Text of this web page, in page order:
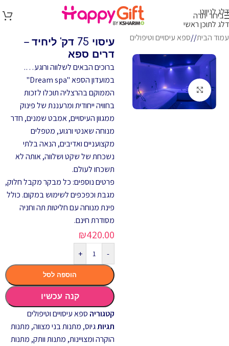
דלג לניווט
דלג לתוכן ראשי
בירור יתרה
עמוד הבית/ ספא עיסויים וטיפולים
לחץ להגדלה
עיסוי 75 דק' ליחיד –
דרים ספא
ברוכים הבאים לשלווה ורוגע….
במועדון הספא "Dream spa"
הממוקם בהרצליה תוכלו לזכות
בחוויה ייחודית ומרעננת של פינוק
ממגוון העיסויים, אמבט שמנים, חדר
מנוחה שאנטי ורגוע, מטפלים
מקצועניים ואדיבים, הנאה בלתי
נשכחת של שקט ושלווה, אותה לא
תשכחו לעולם.
פרטים נוספים: כל מבקר מקבל חלוק,
מגבת וכפכפים לשימוש במקום. כולל
פינת מנוחה עם חליטות תה וחניה
מסודרת חינם.
₪420.00
-
+
הוספה לסל
קנה עכשיו
קטגוריה ספא עיסויים וטיפולים
תגיותגיוס, מתנות בני מצווה, מתנות
הוקרה ומצויינות, מתנות וותק, מתנות